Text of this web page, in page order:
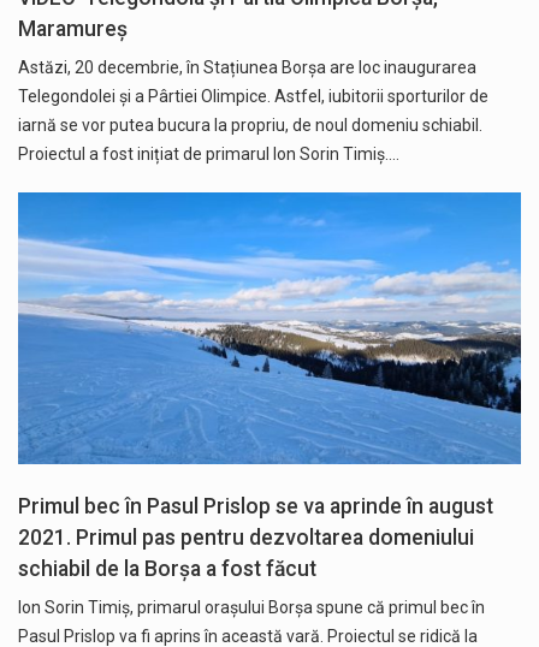
Maramureș
Astăzi, 20 decembrie, în Stațiunea Borșa are loc inaugurarea
Telegondolei și a Pârtiei Olimpice. Astfel, iubitorii sporturilor de
iarnă se vor putea bucura la propriu, de noul domeniu schiabil.
Proiectul a fost inițiat de primarul Ion Sorin Timiș.…
Primul bec în Pasul Prislop se va aprinde în august
2021. Primul pas pentru dezvoltarea domeniului
schiabil de la Borșa a fost făcut
Ion Sorin Timiș, primarul orașului Borșa spune că primul bec în
Pasul Prislop va fi aprins în această vară. Proiectul se ridică la